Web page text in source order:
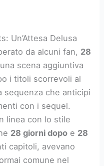
Un’Attesa Delusa
da alcuni fan, 28
scena aggiuntiva
i titoli scorrevoli al
sequenza che anticipi
con i sequel.
linea con lo stile
28 giorni dopo e 28
capitoli, avevano
comune nel